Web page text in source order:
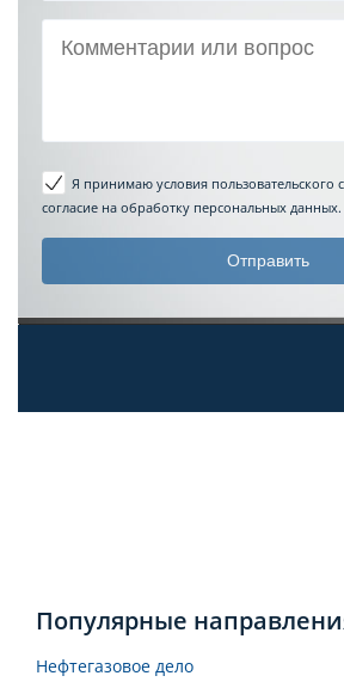
Я принимаю условия пользовательского
согласие на обработку персональных данных.
Популярные
Нефтегазовое дело